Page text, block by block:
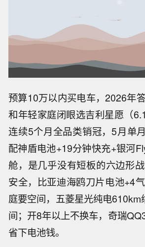
预算10万以内买电车，2026年
和年轻家庭闭眼选吉利星愿（
连续5个月全品类销冠，5月单
配神盾电池+19分钟快充+银河
舱，是几乎没有短板的六边形
安全，比亚迪海鸥刀片电池+4
庭要空间，五菱星光纯电610km
间；开8年以上不换车，奇瑞
省下电池钱。